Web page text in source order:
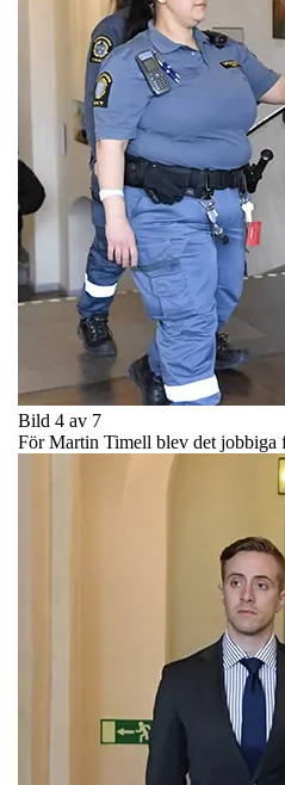
Bild 4 av 7
För Martin Timell blev det jobbiga